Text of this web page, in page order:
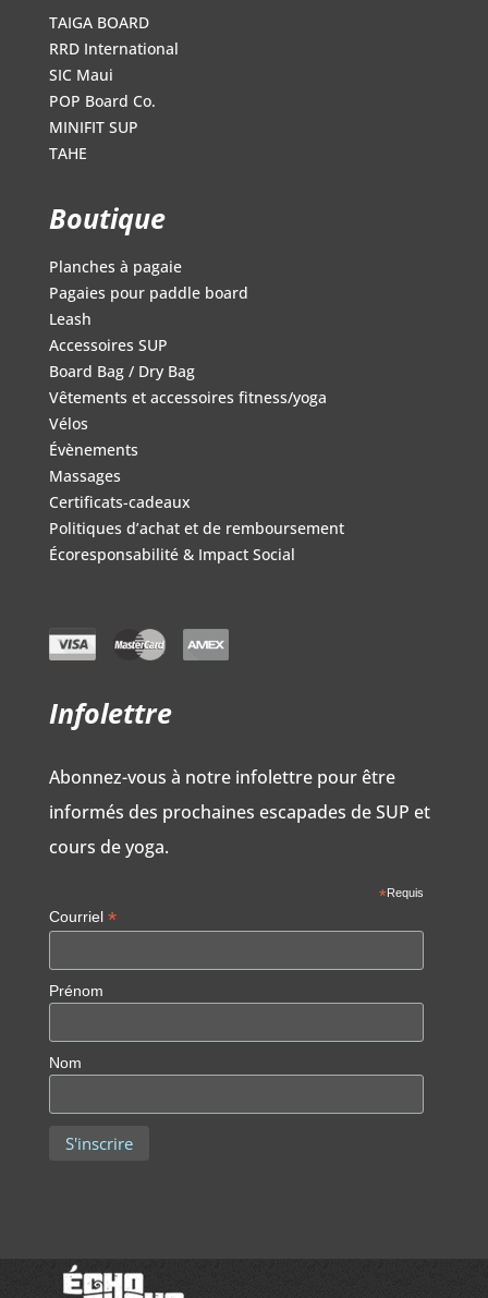
TAIGA BOARD
RRD International
SIC Maui
POP Board Co.
MINIFIT SUP
TAHE
Boutique
Planches à pagaie
Pagaies pour paddle board
Leash
Accessoires SUP
Board Bag / Dry Bag
Vêtements et accessoires fitness/yoga
Vélos
Évènements
Massages
Certificats-cadeaux
Politiques d’achat et de remboursement
Écoresponsabilité & Impact Social
Infolettre
Abonnez-vous à notre infolettre pour être
informés des prochaines escapades de SUP et
cours de yoga.
*Requis
Courriel *
Prénom
Nom